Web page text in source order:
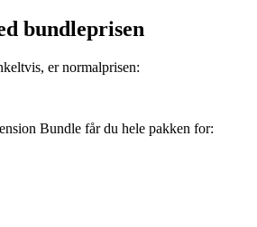
bundleprisen
er normalprisen:
Bundle får du hele pakken for: